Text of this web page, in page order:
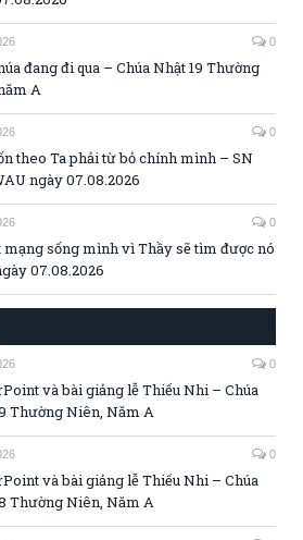
0
đang đi qua – Chúa Nhật 19 Thường
A
0
theo Ta phải từ bỏ chính mình – SN
ngày 07.08.2026
0
mạng sống mình vì Thầy sẽ tìm được nó
07.08.2026
0
và bài giảng lễ Thiếu Nhi – Chúa
Thường Niên, Năm A
0
và bài giảng lễ Thiếu Nhi – Chúa
Thường Niên, Năm A